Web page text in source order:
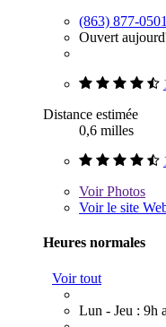
(863) 877-0501
Ouvert
Distance estimée
0,6 milles
VoirPhotos
Voir le site
Heures normales
Voir tout
Lun - Jeu : 9h